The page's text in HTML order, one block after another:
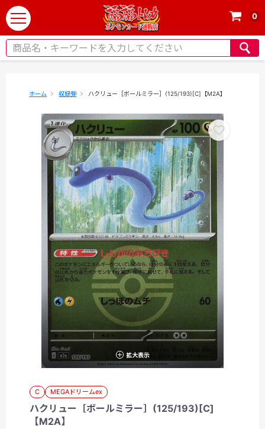
t
o
g
0
ホーム 収録弾 ハクリュー［ボールミラー］(125/193)[C]【M2A】
拡大表示
C MEGAドリームex
ハクリュー［ボールミラー］(125/193)[C]
【M2A】